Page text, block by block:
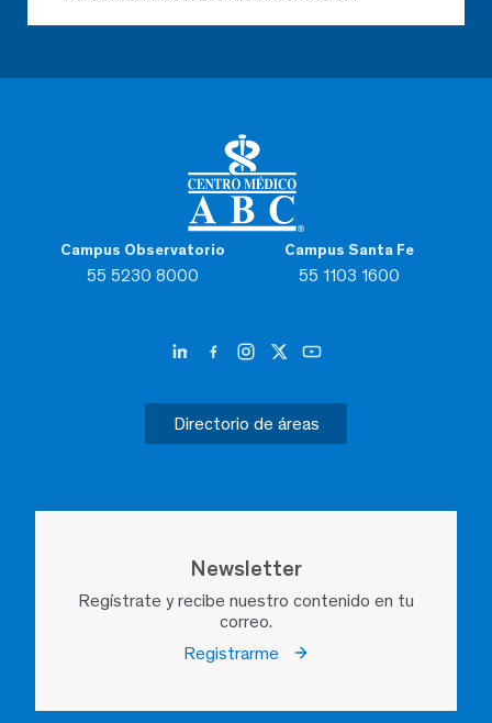
Campus Observatorio
55 5230 8000
Campus Santa Fe
55 1103 1600
Directorio de áreas
Newsletter
Regístrate y recibe nuestro contenido en tu
correo.
Registrarme